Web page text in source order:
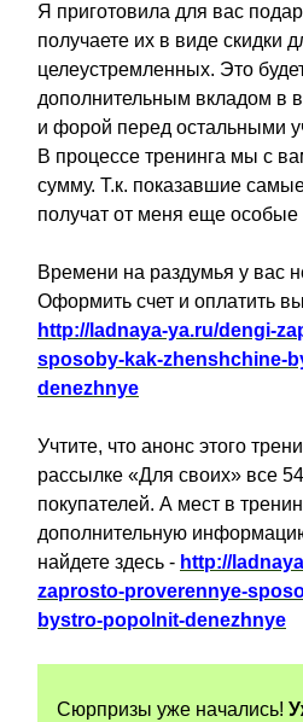
Я приготовила для вас
получаете их в виде скидки
целеустремленных. Это
дополнительным вкладом в
и форой перед остальными
В процессе тренинга мы с
сумму. Т.к. показавшие
получат от меня еще особые
Времени на раздумья у вас
Оформить счет и оплатить
http://ladnaya-ya.ru/dengi-
sposoby-kak-zhenshchine-
denezhnye
Учтите, что анонс этого
рассылке «Для своих» все
покупателей. А мест в
дополнительную
найдете здесь - http://
zaprosto-proverennye-
bystro-popolnit-denezhnye
Сюрпризы уже начались!